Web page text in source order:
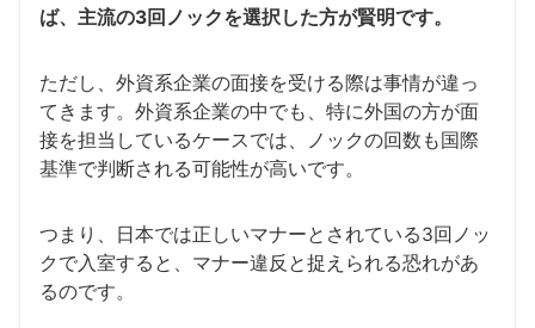
ば、主流の3回ノックを選択した方が賢明です。
ただし、外資系企業の面接を受ける際は事情が違っ
てきます。外資系企業の中でも、特に外国の方が面
接を担当しているケースでは、ノックの回数も国際
基準で判断される可能性が高いです。
つまり、日本では正しいマナーとされている3回ノッ
クで入室すると、マナー違反と捉えられる恐れがあ
るのです。